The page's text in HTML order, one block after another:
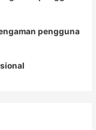
pengguna